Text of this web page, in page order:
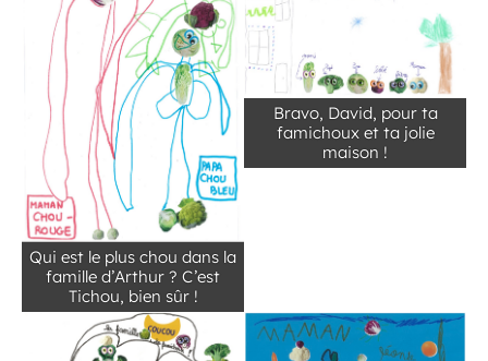
Qui est le plus chou dans la
famille d’Arthur ? C’est
Tichou, bien sûr !
Bravo, David, pour ta
famichoux et ta jolie
maison !